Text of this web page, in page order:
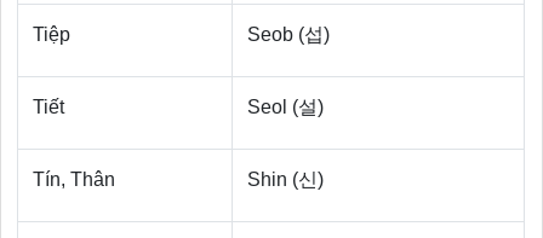
Tiệp Seob (섭)
Tiết Seol (설)
Tín, Thân Shin (신)